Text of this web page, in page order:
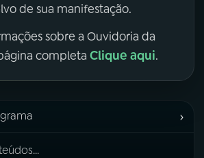
de sua manifestação.
sobre a Ouvidoria da
completa Clique aqui.
›